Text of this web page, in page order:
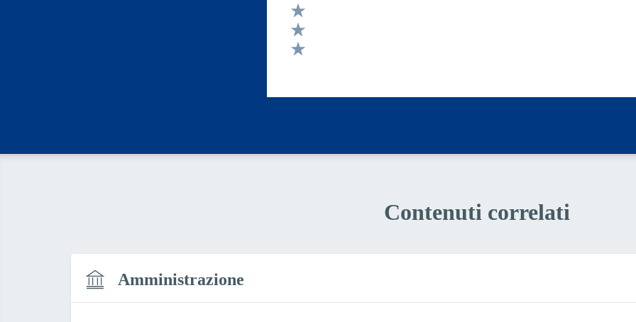
Valuta 4 stelle su 5
Valuta 3 stelle su 5
Valuta 2 stelle su 5
Contenuti correlati
Amministrazione